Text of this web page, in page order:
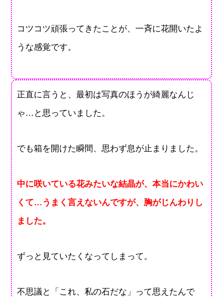
コツコツ頑張ってきたことが、一斉に花開いたよ
うな感覚です。
正直に言うと、最初は写真のほうが綺麗なんじ
ゃ…と思っていました。
でも箱を開けた瞬間、思わず息が止まりました。
中に咲いている花みたいな結晶が、本当にかわい
くて…うまく言えないんですが、胸がじんわりし
ました。
ずっと見ていたくなってしまって。
不思議と「これ、私の石だな」って思えたんで